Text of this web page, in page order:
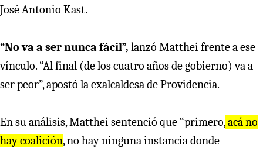
José Antonio Kast.
“No va a ser nunca fácil”, lanzó Matthei frente a ese
vínculo. “Al final (de los cuatro años de gobierno) va a
ser peor”, apostó la exalcaldesa de Providencia.
En su análisis, Matthei sentenció que “primero,acá no
hay coalición, no hay ninguna instancia donde